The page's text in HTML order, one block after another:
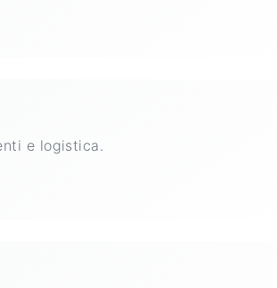
e logistica.